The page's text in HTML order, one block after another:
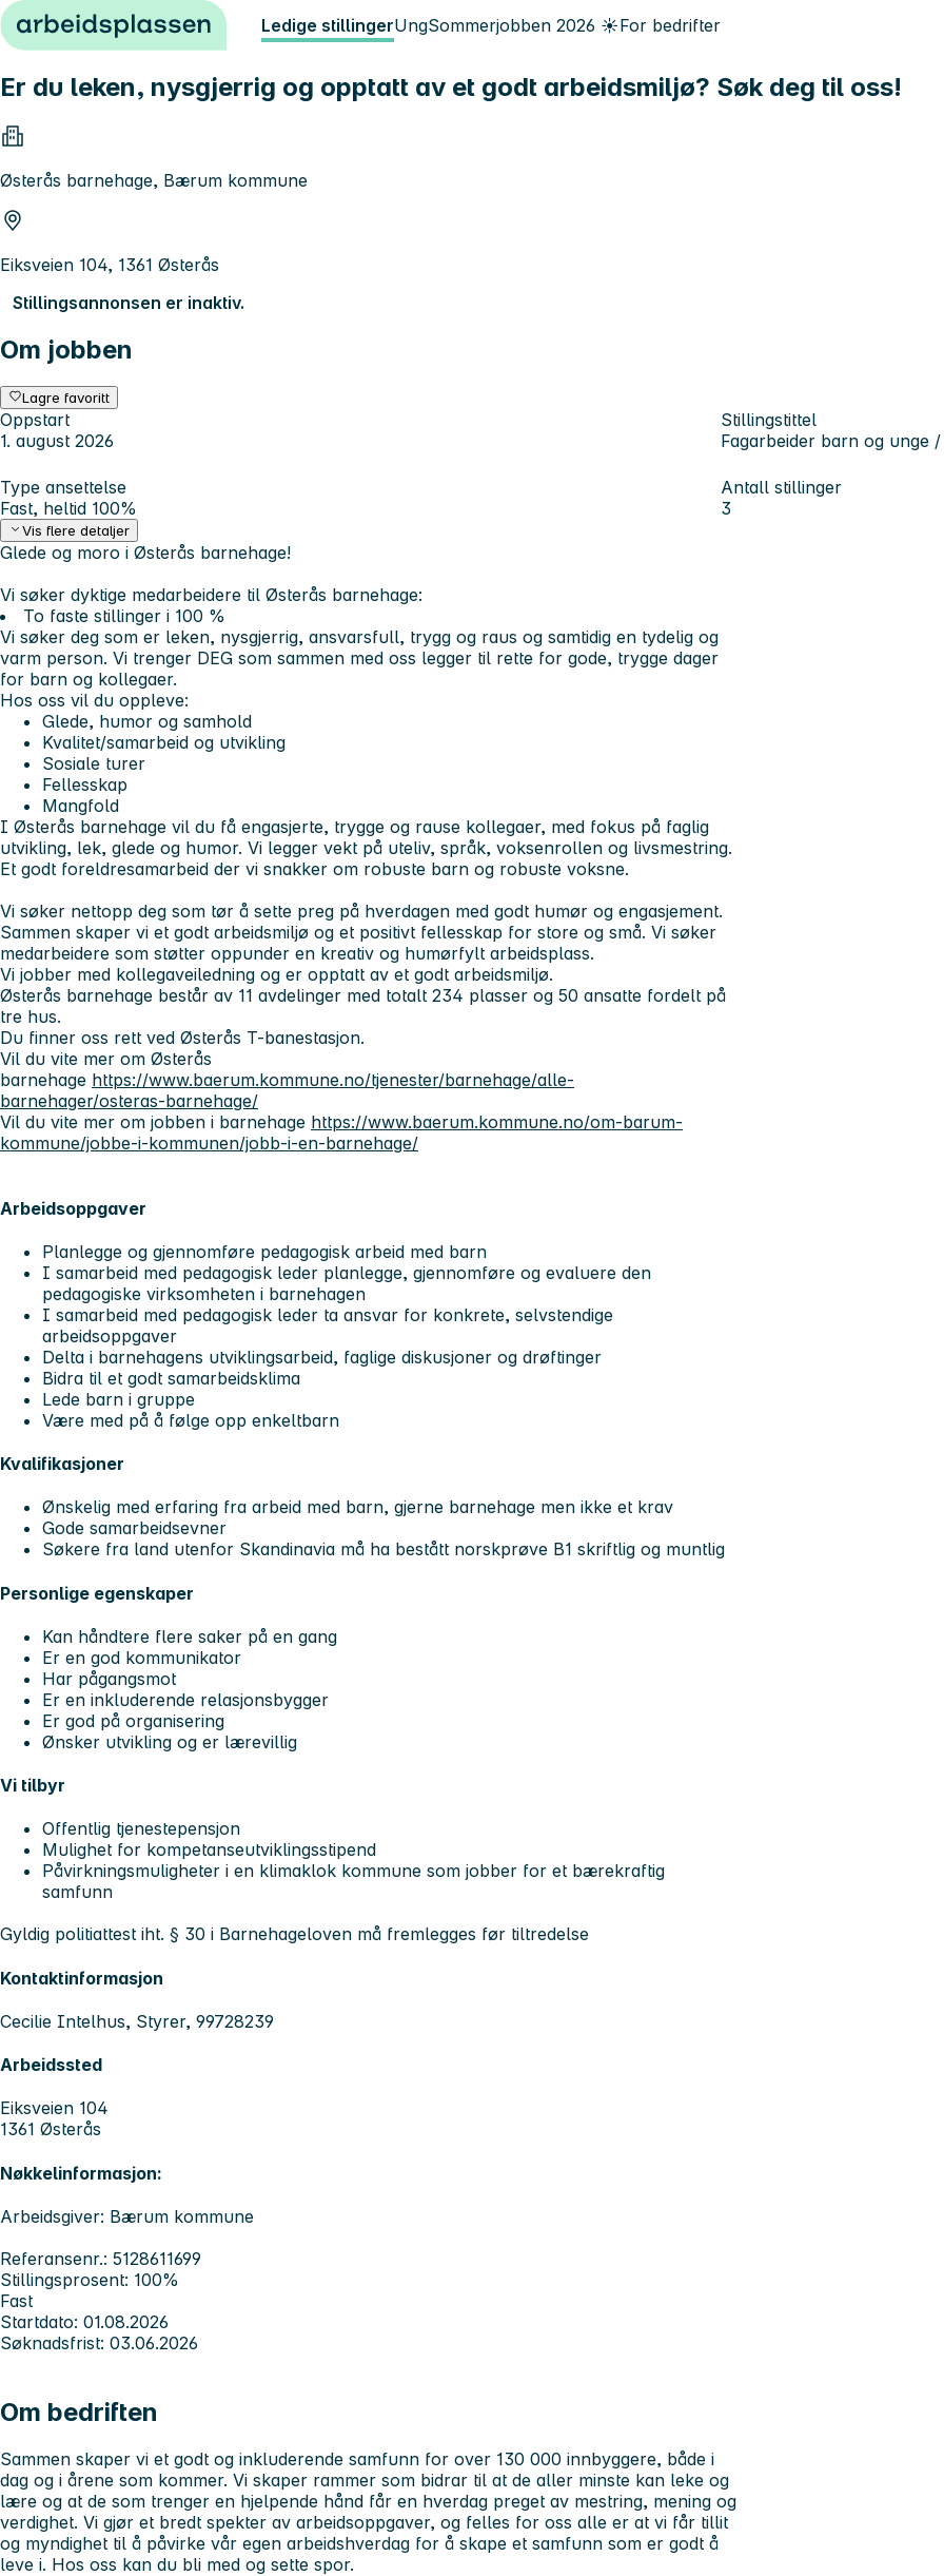
Hopp til innhold Ledige stillingerUngSommerjobben 2026 ☀️For bedrifter
Er du leken, nysgjerrig og opptatt av et godt arbeidsmiljø? Søk deg til oss!
Østerås barnehage, Bærum kommune
Eiksveien 104, 1361 Østerås
Stillingsannonsen er inaktiv.
Om jobben
Lagre favoritt
Oppstart
1. august 2026
Stillingstittel
Fagarbeider barn og unge
Type ansettelse
Fast, heltid 100%
Antall stillinger
3
Vis flere detaljer
Glede og moro i Østerås barnehage!
Vi søker dyktige medarbeidere til Østerås barnehage:
To faste stillinger i 100 %
Vi søker deg som er leken, nysgjerrig, ansvarsfull, trygg og raus og samtidig en tydelig og
varm person. Vi trenger DEG som sammen med oss legger til rette for gode, trygge dager
for barn og kollegaer.
Hos oss vil du oppleve:
Glede, humor og samhold
Kvalitet/samarbeid og utvikling
Sosiale turer
Fellesskap
Mangfold
I Østerås barnehage vil du få engasjerte, trygge og rause kollegaer, med fokus på faglig
utvikling, lek, glede og humor. Vi legger vekt på uteliv, språk, voksenrollen og livsmestring.
Et godt foreldresamarbeid der vi snakker om robuste barn og robuste voksne.
Vi søker nettopp deg som tør å sette preg på hverdagen med godt humør og engasjement.
Sammen skaper vi et godt arbeidsmiljø og et positivt fellesskap for store og små. Vi søker
medarbeidere som støtter oppunder en kreativ og humørfylt arbeidsplass.
Vi jobber med kollegaveiledning og er opptatt av et godt arbeidsmiljø.
Østerås barnehage består av 11 avdelinger med totalt 234 plasser og 50 ansatte fordelt på
tre hus.
Du finner oss rett ved Østerås T-banestasjon.
Vil du vite mer om Østerås
barnehage https://www.baerum.kommune.no/tjenester/barnehage/alle-
barnehager/osteras-barnehage/
Vil du vite mer om jobben i barnehage https://www.baerum.kommune.no/om-barum-
kommune/jobbe-i-kommunen/jobb-i-en-barnehage/
Arbeidsoppgaver
Planlegge og gjennomføre pedagogisk arbeid med barn
I samarbeid med pedagogisk leder planlegge, gjennomføre og evaluere den
pedagogiske virksomheten i barnehagen
I samarbeid med pedagogisk leder ta ansvar for konkrete, selvstendige
arbeidsoppgaver
Delta i barnehagens utviklingsarbeid, faglige diskusjoner og drøftinger
Bidra til et godt samarbeidsklima
Lede barn i gruppe
Være med på å følge opp enkeltbarn
Kvalifikasjoner
Ønskelig med erfaring fra arbeid med barn, gjerne barnehage men ikke et krav
Gode samarbeidsevner
Søkere fra land utenfor Skandinavia må ha bestått norskprøve B1 skriftlig og muntlig
Personlige egenskaper
Kan håndtere flere saker på en gang
Er en god kommunikator
Har pågangsmot
Er en inkluderende relasjonsbygger
Er god på organisering
Ønsker utvikling og er lærevillig
Vi tilbyr
Offentlig tjenestepensjon
Mulighet for kompetanseutviklingsstipend
Påvirkningsmuligheter i en klimaklok kommune som jobber for et bærekraftig
samfunn
Gyldig politiattest iht. § 30 i Barnehageloven må fremlegges før tiltredelse
Kontaktinformasjon
Cecilie Intelhus, Styrer, 99728239
Arbeidssted
Eiksveien 104
1361 Østerås
Nøkkelinformasjon:
Arbeidsgiver: Bærum kommune
Referansenr.: 5128611699
Stillingsprosent: 100%
Fast
Startdato: 01.08.2026
Søknadsfrist: 03.06.2026
Om bedriften
Sammen skaper vi et godt og inkluderende samfunn for over 130 000 innbyggere, både i
dag og i årene som kommer. Vi skaper rammer som bidrar til at de aller minste kan leke og
lære og at de som trenger en hjelpende hånd får en hverdag preget av mestring, mening og
verdighet. Vi gjør et bredt spekter av arbeidsoppgaver, og felles for oss alle er at vi får tillit
og myndighet til å påvirke vår egen arbeidshverdag for å skape et samfunn som er godt å
leve i. Hos oss kan du bli med og sette spor.